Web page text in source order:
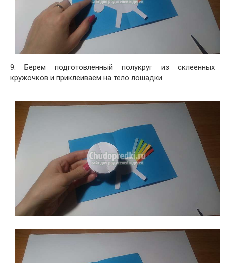
9. Берем подготовленный полукруг из склеенных
кружочков и приклеиваем на тело лошадки.